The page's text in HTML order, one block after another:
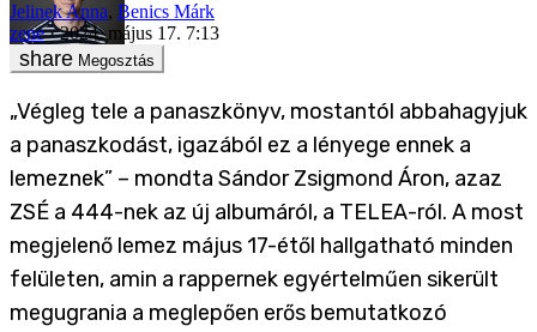
Jelinek Anna, Benics Márk
zene
2024. május 17. 7:13
Megosztás
„Végleg tele a panaszkönyv, mostantól abbahagyjuk
a panaszkodást, igazából ez a lényege ennek a
lemeznek” – mondta Sándor Zsigmond Áron, azaz
ZSÉ a 444-nek az új albumáról, a TELEA-ról. A most
megjelenő lemez május 17-étől hallgatható minden
felületen, amin a rappernek egyértelműen sikerült
megugrania a meglepően erős bemutatkozó